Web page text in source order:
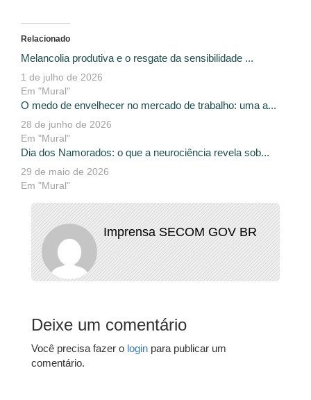
Relacionado
Melancolia produtiva e o resgate da sensibilidade ...
1 de julho de 2026
Em "Mural"
O medo de envelhecer no mercado de trabalho: uma a...
28 de junho de 2026
Em "Mural"
Dia dos Namorados: o que a neurociência revela sob...
29 de maio de 2026
Em "Mural"
Imprensa SECOM GOV BR
Deixe um comentário
Você precisa fazer o login para publicar um
comentário.